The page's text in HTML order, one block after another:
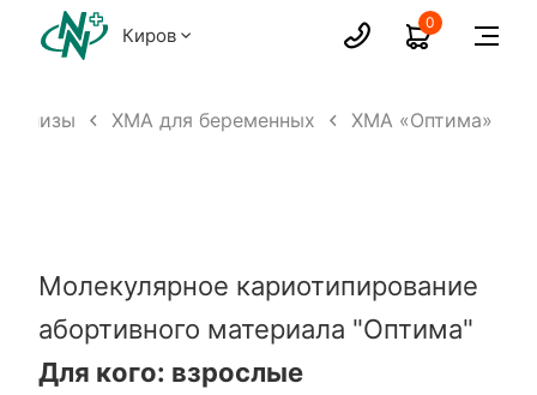
Киров
0
ХМА для беременных ХМА «Оптима»
Молекулярное кариотипирование
абортивного материала "Оптима"
Для кого: взрослые